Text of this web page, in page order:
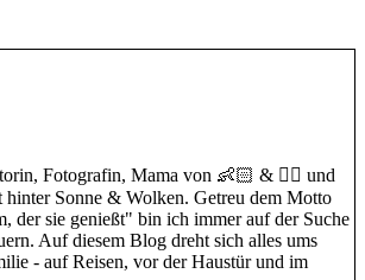
Fotografin, Mama von 👶🏻 & 🐕‍🦺 und
hinter Sonne & Wolken. Getreu dem Motto
der sie genießt" bin ich immer auf der Suche
Auf diesem Blog dreht sich alles ums
- auf Reisen, vor der Haustür und im